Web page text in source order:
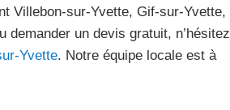
Villebon-sur-Yvette, Gif-sur-Yvette,
un devis gratuit, n’hésitez
Yvette. Notre équipe locale est à